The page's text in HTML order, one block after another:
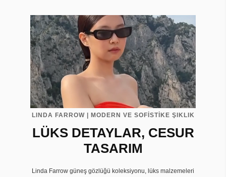
LINDA FARROW | MODERN VE SOFİSTİKE ŞIKLIK
LÜKS DETAYLAR, CESUR
TASARIM
Linda Farrow güneş gözlüğü koleksiyonu, lüks malzemeleri